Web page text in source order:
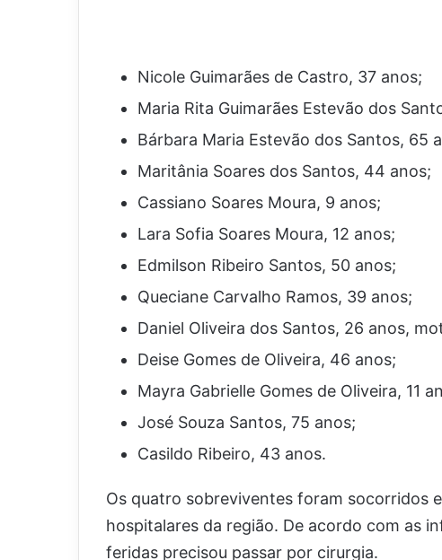
Nicole Guimarães de Castro, 37 anos;
Maria Rita Guimarães Estevão dos
Bárbara Maria Estevão dos Santos, 65
Maritânia Soares dos Santos, 44 anos;
Cassiano Soares Moura, 9 anos;
Lara Sofia Soares Moura, 12 anos;
Edmilson Ribeiro Santos, 50 anos;
Queciane Carvalho Ramos, 39 anos;
Daniel Oliveira dos Santos, 26 anos,
Deise Gomes de Oliveira, 46 anos;
Mayra Gabrielle Gomes de Oliveira, 11
José Souza Santos, 75 anos;
Casildo Ribeiro, 43 anos.
Os quatro sobreviventes foram socorridos
hospitalares da região. De acordo com as
feridas precisou passar por cirurgia.